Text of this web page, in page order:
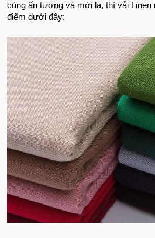
cùng ấn tượng và mới lạ, thì vải
điểm dưới đây: